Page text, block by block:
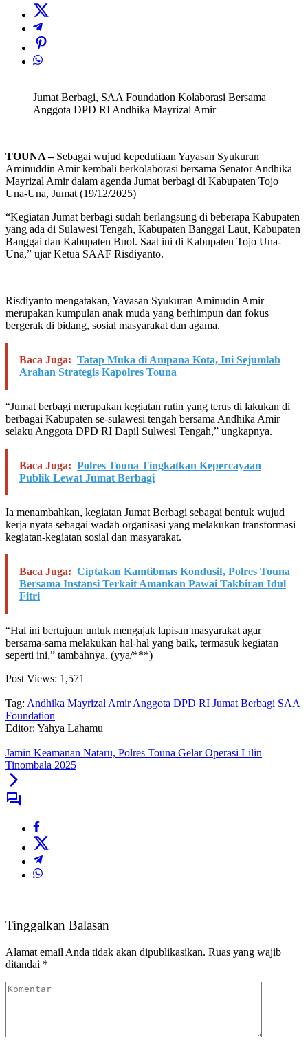
Jumat Berbagi, SAA Foundation Kolaborasi Bersama
Anggota DPD RI Andhika Mayrizal Amir
TOUNA –Sebagai wujud kepeduliaan Yayasan Syukuran
Aminuddin Amir kembali berkolaborasi bersama Senator Andhika
Mayrizal Amir dalam agenda Jumat berbagi di Kabupaten Tojo
Una-Una, Jumat (19/12/2025)
“Kegiatan Jumat berbagi sudah berlangsung di beberapa Kabupaten
yang ada di Sulawesi Tengah, Kabupaten Banggai Laut, Kabupaten
Banggai dan Kabupaten Buol. Saat ini di Kabupaten Tojo Una-
Una,” ujar Ketua SAAF Risdiyanto.
Risdiyanto mengatakan, Yayasan Syukuran Aminudin Amir
merupakan kumpulan anak muda yang berhimpun dan fokus
bergerak di bidang, sosial masyarakat dan agama.
Baca Juga: Tatap Muka di Ampana Kota, Ini Sejumlah
Arahan Strategis Kapolres Touna
“Jumat berbagi merupakan kegiatan rutin yang terus di lakukan di
berbagai Kabupaten se-sulawesi tengah bersama Andhika Amir
selaku Anggota DPD RI Dapil Sulwesi Tengah,” ungkapnya.
Baca Juga: Polres Touna Tingkatkan Kepercayaan
Publik Lewat Jumat Berbagi
Ia menambahkan, kegiatan Jumat Berbagi sebagai bentuk wujud
kerja nyata sebagai wadah organisasi yang melakukan transformasi
kegiatan-kegiatan sosial dan masyarakat.
Baca Juga: Ciptakan Kamtibmas Kondusif, Polres Touna
Bersama Instansi Terkait Amankan Pawai Takbiran Idul
Fitri
“Hal ini bertujuan untuk mengajak lapisan masyarakat agar
bersama-sama melakukan hal-hal yang baik, termasuk kegiatan
seperti ini,” tambahnya. (yya/***)
Post Views: 1,571
Tag: Andhika Mayrizal Amir Anggota DPD RI Jumat Berbagi SAA
Foundation
Editor: Yahya Lahamu
Jamin Keamanan Nataru, Polres Touna Gelar Operasi Lilin
Tinombala 2025
Tinggalkan Balasan
Alamat email Anda tidak akan dipublikasikan. Ruas yang wajib
ditandai *